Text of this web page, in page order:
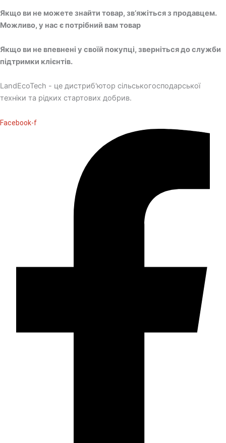
Якщо ви не можете знайти товар, зв’яжіться з продавцем.
Можливо, у нас є потрібний вам товар
Якщо ви не впевнені у своїй покупці, зверніться до служби
підтримки клієнтів.
LandEcoTech - це дистриб'ютор сільськогосподарської
техніки та рідких стартових добрив.
Facebook-f